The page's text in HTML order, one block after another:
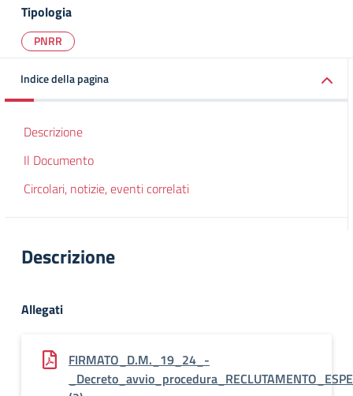
Tipologia
PNRR
Indice della pagina
Descrizione
Il Documento
Circolari, notizie, eventi correlati
Descrizione
Allegati
FIRMATO_D.M._19_24_-